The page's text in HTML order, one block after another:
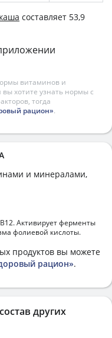
составляет 53,9
витаминов и
вы хотите узнать нормы с
тогда
рацион».
и минералами,
Активирует ферменты
фолиевой кислоты.
продуктов вы можете
рацион».
других